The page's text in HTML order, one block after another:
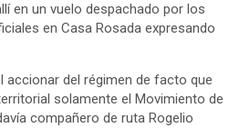
en un vuelo despachado por los
en Casa Rosada expresando
del régimen de facto que
solamente el Movimiento de
compañero de ruta Rogelio